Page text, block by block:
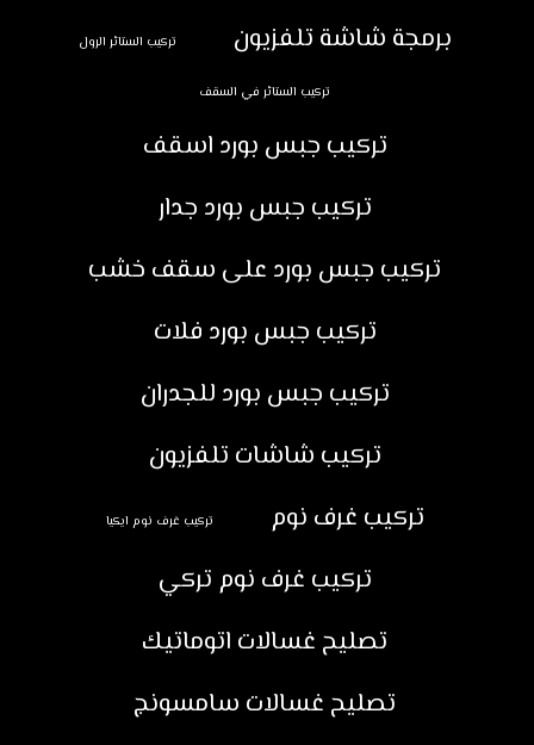
برمجة شاشة تلفزيون
تركيب الستائر الرول
تركيب الستائر في السقف
تركيب جبس بورد اسقف
تركيب جبس بورد جدار
تركيب جبس بورد على سقف خشب
تركيب جبس بورد فلات
تركيب جبس بورد للجدران
تركيب شاشات تلفزيون
تركيب غرف نوم
تركيب غرف نوم ايكيا
تركيب غرف نوم تركي
تصليح غسالات اتوماتيك
تصليح غسالات سامسونج